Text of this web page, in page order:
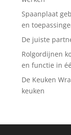
Spaanplaat
en
De juiste
Rolgordijnen
en functie in
De Keuken
keuken